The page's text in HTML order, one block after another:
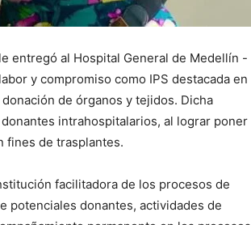
entregó al Hospital General de Medellín -
y compromiso como IPS destacada en
de órganos y tejidos. Dicha
intrahospitalarios, al lograr poner
fines de trasplantes.
facilitadora de los procesos de
potenciales donantes, actividades de